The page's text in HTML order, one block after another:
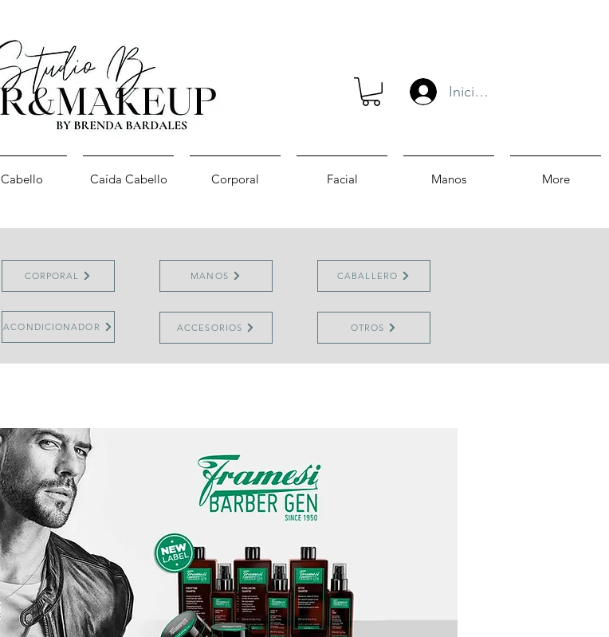
Iniciar sesión
Cabello Caída Cabello Corporal Facial Manos More
CORPORAL
ACONDICIONADOR
MANOS
ACCESORIOS
CABALLERO
OTROS